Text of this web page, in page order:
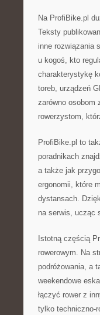
Na ProfiBike.pl
Teksty
inne rozwiązania
u kogoś, kto
charakterystykę
toreb, urządzeń
zarówno osobom
rowerzystom,
ProfiBike.pl to
poradnikach
a także jak
ergonomii, które
dystansach.
na serwis, ucząc
Istotną częścią
rowerowym. Na
podróżowania, a
weekendowe
łączyć rower z
tylko techniczno-